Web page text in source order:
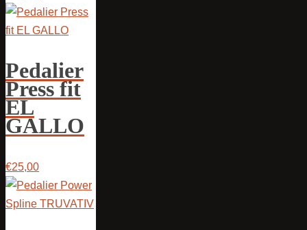
Pedalier
Press fit
EL
GALLO
€25,00